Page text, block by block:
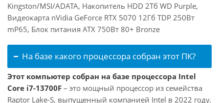
Kingston/MSI/ADATA, Накопитель HDD 2Тб WD Purple,
Видеокарта nVidia GeForce RTX 5070 12Гб TDP 250Вт
mP65, Блок питания ATX 750Вт 80+ Bronze
На базе какого процессора собран этот ПК?
Этот компьютер собран на базе процессора Intel
Core i7-13700F – это мощный процессор из семейства
Raptor Lake-S, выпущенный компанией Intel в 2022 году.